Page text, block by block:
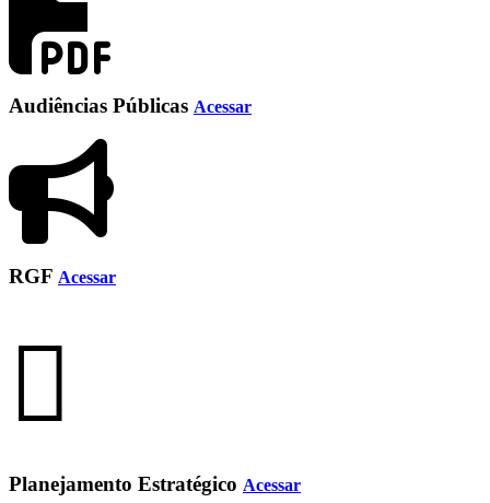
Audiências Públicas Acessar
RGF Acessar
Planejamento Estratégico Acessar